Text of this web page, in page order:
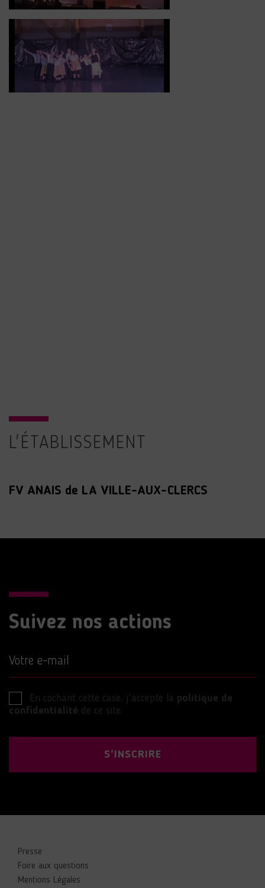
L'ÉTABLISSEMENT
FV ANAIS de LA VILLE-AUX-CLERCS
Suivez nos actions
Votre e-mail
En cochant cette case, j’accepte la politique de
confidentialité de ce site.
S'INSCRIRE
Presse
Foire aux questions
Mentions Légales